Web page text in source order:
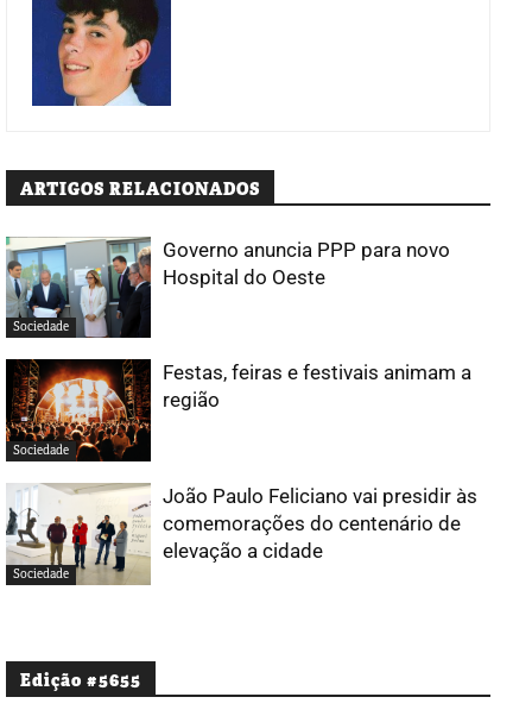
ARTIGOS RELACIONADOS
Sociedade
Governo anuncia PPP para novo
Hospital do Oeste
Sociedade
Festas, feiras e festivais animam a
região
Sociedade
João Paulo Feliciano vai presidir às
comemorações do centenário de
elevação a cidade
Edição #5655